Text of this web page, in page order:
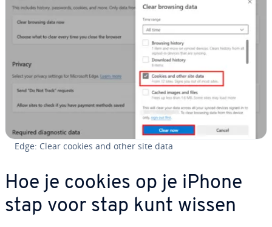
Edge: Clear cookies and other site data
Hoe je cookies op je iPhone
stap voor stap kunt wissen